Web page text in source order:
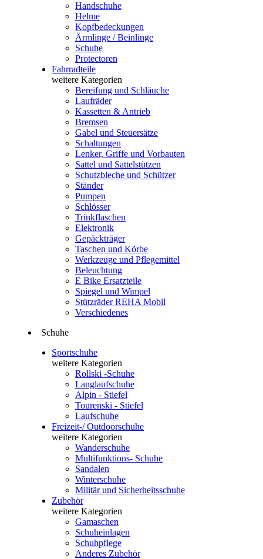
Handschuhe
Helme
Kopfbedeckungen
Ärmlinge / Beinlinge
Schuhe
Protectoren
Fahrradteile
weitere Kategorien
Bereifung und Schläuche
Laufräder
Kassetten & Antrieb
Bremsen
Gabel und Steuersätze
Schaltungen
Lenker, Griffe und Vorbauten
Sattel und Sattelstützen
Schutzbleche und Schützer
Ständer
Pumpen
Schlösser
Trinkflaschen
Elektronik
Gepäckträger
Taschen und Körbe
Werkzeuge und Pflegemittel
Beleuchtung
E Bike Ersatzteile
Spiegel und Wimpel
Stützräder REHA Mobil
Verschiedenes
Schuhe
Sportschuhe
weitere Kategorien
Rollski -Schuhe
Langlaufschuhe
Alpin - Stiefel
Tourenski - Stiefel
Laufschuhe
Freizeit-/ Outdoorschuhe
weitere Kategorien
Wanderschuhe
Multifunktions- Schuhe
Sandalen
Winterschuhe
Militär und Sicherheitsschuhe
Zubehör
weitere Kategorien
Gamaschen
Schuheinlagen
Schuhpflege
Anderes Zubehör